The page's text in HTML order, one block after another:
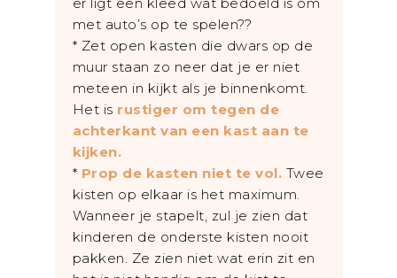
met auto’s op te spelen??
* Zet open kasten die dwars op de
muur staan zo neer dat je er niet
meteen in kijkt als je binnenkomt.
Het is rustiger om tegen de
achterkant van een kast aan te
kijken.
* Prop de kasten niet te vol. Twee
kisten op elkaar is het maximum.
Wanneer je stapelt, zul je zien dat
kinderen de onderste kisten nooit
pakken. Ze zien niet wat erin zit en